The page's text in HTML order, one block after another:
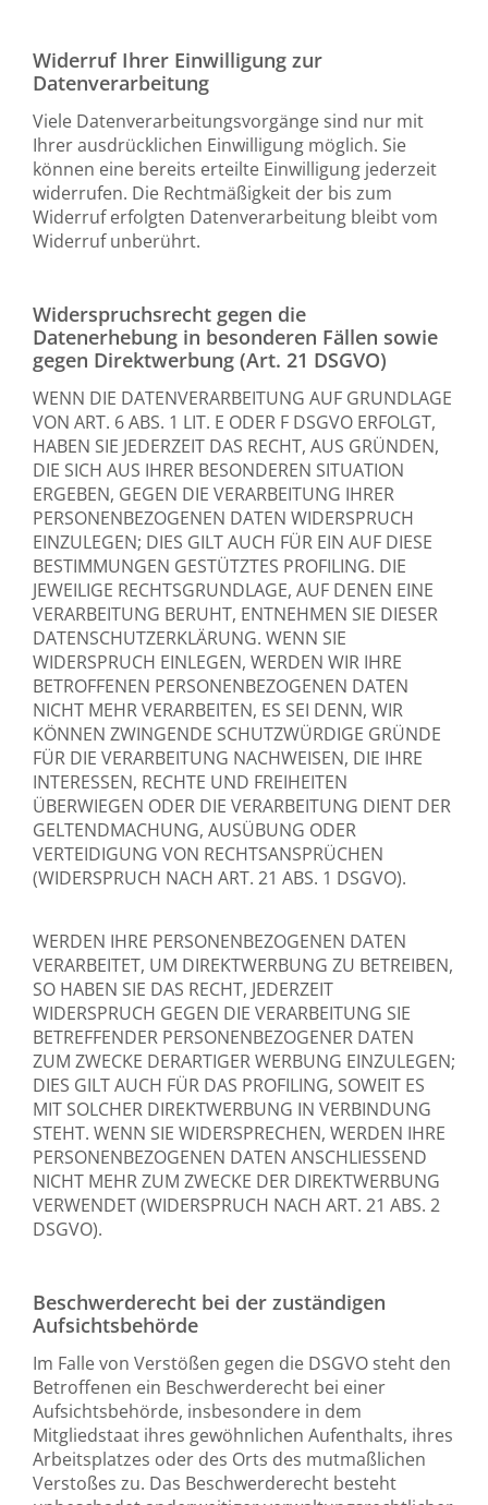
Widerruf Ihrer Einwilligung zur
Datenverarbeitung
Viele Datenverarbeitungsvorgänge sind nur mit
Ihrer ausdrücklichen Einwilligung möglich. Sie
können eine bereits erteilte Einwilligung jederzeit
widerrufen. Die Rechtmäßigkeit der bis zum
Widerruf erfolgten Datenverarbeitung bleibt vom
Widerruf unberührt.
Widerspruchsrecht gegen die
Datenerhebung in besonderen Fällen sowie
gegen Direktwerbung (Art. 21 DSGVO)
WENN DIE DATENVERARBEITUNG AUF GRUNDLAGE
VON ART. 6 ABS. 1 LIT. E ODER F DSGVO ERFOLGT,
HABEN SIE JEDERZEIT DAS RECHT, AUS GRÜNDEN,
DIE SICH AUS IHRER BESONDEREN SITUATION
ERGEBEN, GEGEN DIE VERARBEITUNG IHRER
PERSONENBEZOGENEN DATEN WIDERSPRUCH
EINZULEGEN; DIES GILT AUCH FÜR EIN AUF DIESE
BESTIMMUNGEN GESTÜTZTES PROFILING. DIE
JEWEILIGE RECHTSGRUNDLAGE, AUF DENEN EINE
VERARBEITUNG BERUHT, ENTNEHMEN SIE DIESER
DATENSCHUTZERKLÄRUNG. WENN SIE
WIDERSPRUCH EINLEGEN, WERDEN WIR IHRE
BETROFFENEN PERSONENBEZOGENEN DATEN
NICHT MEHR VERARBEITEN, ES SEI DENN, WIR
KÖNNEN ZWINGENDE SCHUTZWÜRDIGE GRÜNDE
FÜR DIE VERARBEITUNG NACHWEISEN, DIE IHRE
INTERESSEN, RECHTE UND FREIHEITEN
ÜBERWIEGEN ODER DIE VERARBEITUNG DIENT DER
GELTENDMACHUNG, AUSÜBUNG ODER
VERTEIDIGUNG VON RECHTSANSPRÜCHEN
(WIDERSPRUCH NACH ART. 21 ABS. 1 DSGVO).
WERDEN IHRE PERSONENBEZOGENEN DATEN
VERARBEITET, UM DIREKTWERBUNG ZU BETREIBEN,
SO HABEN SIE DAS RECHT, JEDERZEIT
WIDERSPRUCH GEGEN DIE VERARBEITUNG SIE
BETREFFENDER PERSONENBEZOGENER DATEN
ZUM ZWECKE DERARTIGER WERBUNG EINZULEGEN;
DIES GILT AUCH FÜR DAS PROFILING, SOWEIT ES
MIT SOLCHER DIREKTWERBUNG IN VERBINDUNG
STEHT. WENN SIE WIDERSPRECHEN, WERDEN IHRE
PERSONENBEZOGENEN DATEN ANSCHLIESSEND
NICHT MEHR ZUM ZWECKE DER DIREKTWERBUNG
VERWENDET (WIDERSPRUCH NACH ART. 21 ABS. 2
DSGVO).
Beschwerderecht bei der zuständigen
Aufsichtsbehörde
Im Falle von Verstößen gegen die DSGVO steht den
Betroffenen ein Beschwerderecht bei einer
Aufsichtsbehörde, insbesondere in dem
Mitgliedstaat ihres gewöhnlichen Aufenthalts, ihres
Arbeitsplatzes oder des Orts des mutmaßlichen
Verstoßes zu. Das Beschwerderecht besteht